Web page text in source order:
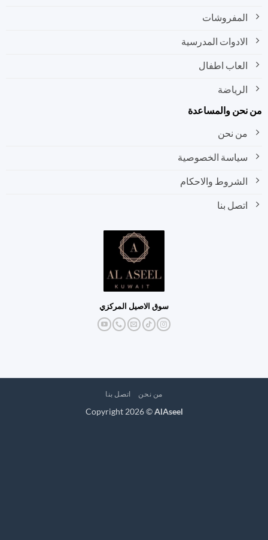
المفروشات
الادوات المدرسية
العاب اطفال
الرياضة
والمساعدة
من نحن
سياسة الخصوصية
الشروط والاحكام
اتصل بنا
سوق الاصيل المركزي
من نحن اتصل بنا
Copyright 2026 ©AlAseel